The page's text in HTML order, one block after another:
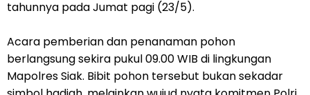
tahunnya pada Jumat pagi (23/5).
Acara pemberian dan penanaman pohon
berlangsung sekira pukul 09.00 WIB di lingkungan
Mapolres Siak. Bibit pohon tersebut bukan sekadar